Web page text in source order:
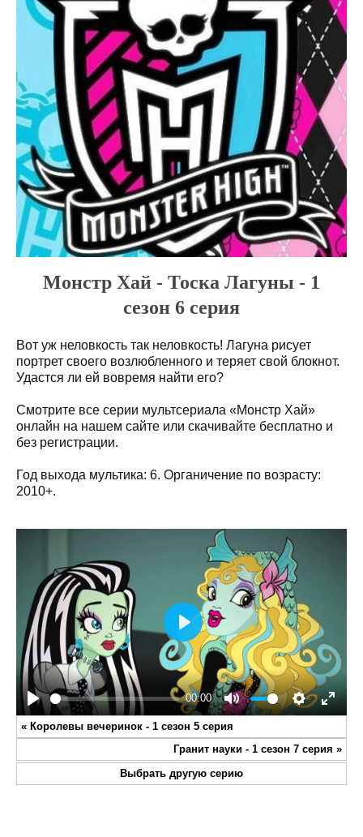
Монстр Хай - Тоска Лагуны - 1
сезон 6 серия
Вот уж неловкость так неловкость! Лагуна рисует
портрет своего возлюбленного и теряет свой блокнот.
Удастся ли ей вовремя найти его?
Смотрите все серии мультсериала «Монстр Хай»
онлайн на нашем сайте или скачивайте бесплатно и
без регистрации.
Год выхода мультика: 6. Органичение по возрасту:
2010+.
Play
00:00
Mute Settings
Enter
Play
« Королевы вечеринок - 1 сезон 5 серия
Гранит науки - 1 сезон 7 серия »
Выбрать другую серию